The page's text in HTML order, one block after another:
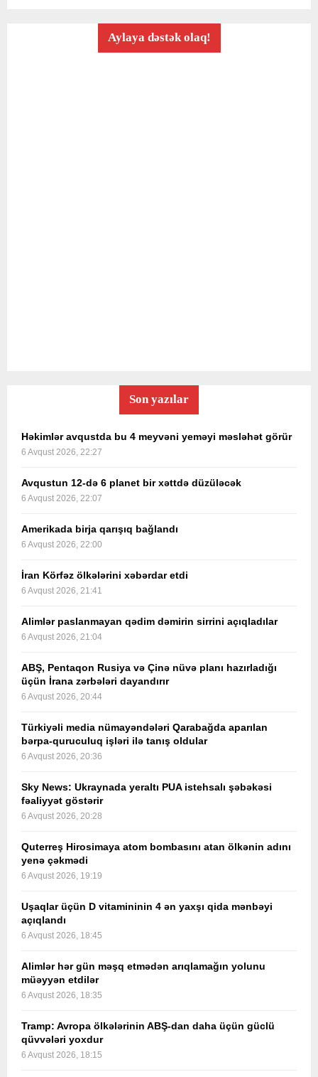
Aylaya dəstək olaq!
Son yazılar
Həkimlər avqustda bu 4 meyvəni yeməyi məsləhət görür
6 Avqust 2026, 22:27
Avqustun 12-də 6 planet bir xəttdə düzüləcək
6 Avqust 2026, 22:07
Amerikada birja qarışıq bağlandı
6 Avqust 2026, 22:00
İran Körfəz ölkələrini xəbərdar etdi
6 Avqust 2026, 21:41
Alimlər paslanmayan qədim dəmirin sirrini açıqladılar
6 Avqust 2026, 21:04
ABŞ, Pentaqon Rusiya və Çinə nüvə planı hazırladığı
üçün İrana zərbələri dayandırır
6 Avqust 2026, 20:44
Türkiyəli media nümayəndələri Qarabağda aparılan
bərpa-quruculuq işləri ilə tanış oldular
6 Avqust 2026, 20:36
Sky News: Ukraynada yeraltı PUA istehsalı şəbəkəsi
fəaliyyət göstərir
6 Avqust 2026, 20:28
Quterreş Hirosimaya atom bombasını atan ölkənin adını
yenə çəkmədi
6 Avqust 2026, 19:19
Uşaqlar üçün D vitamininin 4 ən yaxşı qida mənbəyi
açıqlandı
6 Avqust 2026, 18:45
Alimlər hər gün məşq etmədən arıqlamağın yolunu
müəyyən etdilər
6 Avqust 2026, 18:35
Tramp: Avropa ölkələrinin ABŞ-dan daha üçün güclü
qüvvələri yoxdur
6 Avqust 2026, 18:15